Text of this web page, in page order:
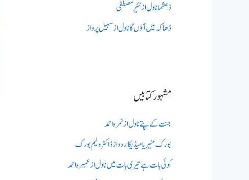
ڈھشما ناول از نئیر مصطفٰی
ڈھاکہ میں آؤں گا ناول از سہیل پرواز
مشہور کتابیں
جنت کے پتے ناول از نمرہ احمد
بورک مٹیریا میڈیکااردو از ڈاکٹر ولیم بورک
کوئی بات ہے تیری بات میں ناول از عمیرہ احمد